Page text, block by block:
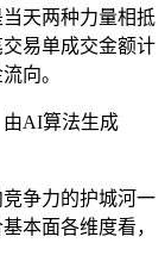
天两种力量相抵
易单成交金额计
向。
AI算法生成
争力的护城河一
本面各维度看，